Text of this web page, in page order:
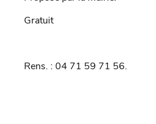
Gratuit
Rens. : 04 71 59 71 56.